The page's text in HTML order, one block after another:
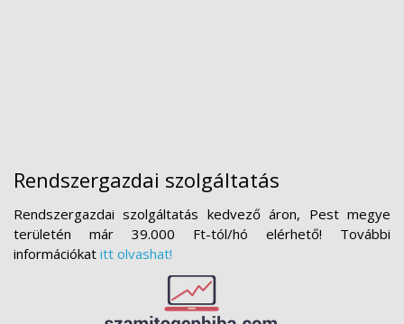
Rendszergazdai szolgáltatás
Rendszergazdai szolgáltatás kedvező áron, Pest megye
területén már 39.000 Ft-tól/hó elérhető! További
információkat itt olvashat!